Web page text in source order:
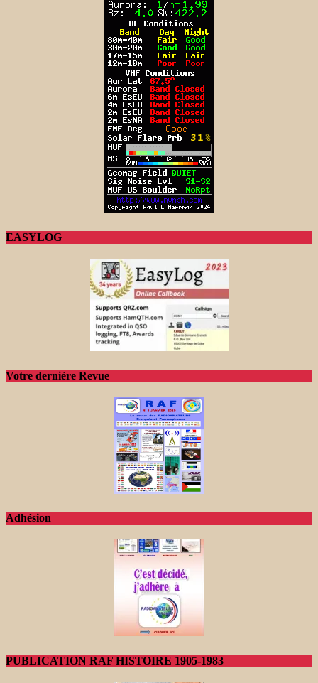
EASYLOG
Votre dernière Revue
Adhésion
PUBLICATION RAF HISTOIRE 1905-1983